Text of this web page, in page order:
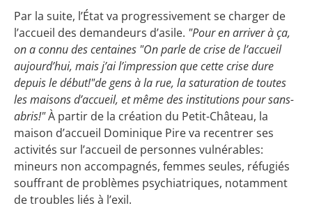
Par la suite, l’État va progressivement se charger de
l’accueil des demandeurs d’asile. "Pour en arriver à ça,
on a connu des centaines "On parle de crise de l’accueil
aujourd’hui, mais j’ai l’impression que cette crise dure
depuis le début!"de gens à la rue, la saturation de toutes
les maisons d’accueil, et même des institutions pour sans-
abris!"À partir de la création du Petit-Château, la
maison d’accueil Dominique Pire va recentrer ses
activités sur l’accueil de personnes vulnérables:
mineurs non accompagnés, femmes seules, réfugiés
souffrant de problèmes psychiatriques, notamment
de troubles liés à l’exil.